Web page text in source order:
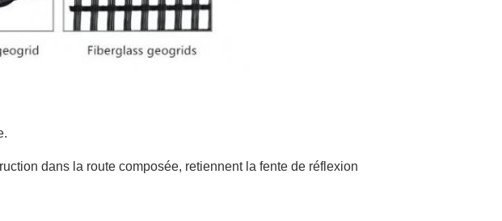
dans la route composée, retiennent la fente de réflexion